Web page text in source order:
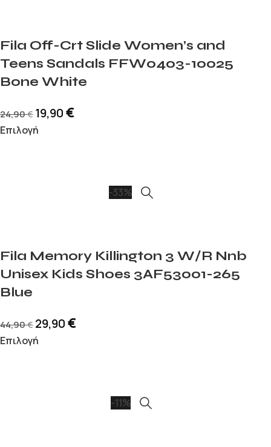
Fila Off-Crt Slide Women’s and
Teens Sandals FFW0403-10025
Bone White
24,90€ 19,90€
Επιλογή
-33%
Fila Memory Killington 3 W/R Nnb
Unisex Kids Shoes 3AF53001-265
Blue
44,90€ 29,90€
Επιλογή
-11%